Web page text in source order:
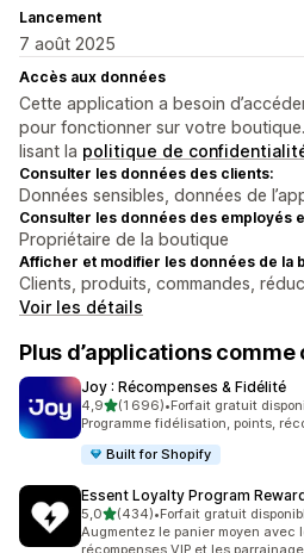
Lancement
7 août 2025
Accès aux données
Cette application a besoin
pour fonctionner sur votre
lisant la politique de
Consulter les données des clients:
Données sensibles, données de
Consulter les données des employés
Propriétaire de la boutique
Afficher et modifier les données de la
Clients, produits, commandes,
Voir les détails
Plus d’applications
Joy : Récompenses & Fidélité
4,9étoile(s) sur 5
(1 696)
1696 avis au total
•Forfait gratuit
Programme fidélisation, points,
Built for Shopify
Essent Loyalty Program
5,0étoile(s) sur 5
(434)
434 avis au total
•Forfait gratuit
Augmentez le panier moyen avec